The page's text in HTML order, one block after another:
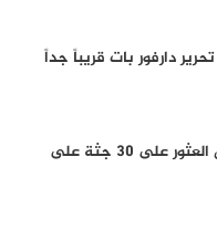
دارفور بات قريباً جداً
شهود يكشفون تفاصيل العثور على 30 جثة على